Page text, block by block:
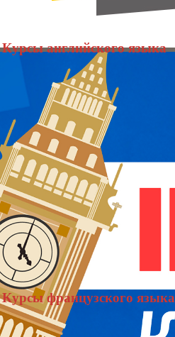
Курсы английского языка
Курсы французского языка